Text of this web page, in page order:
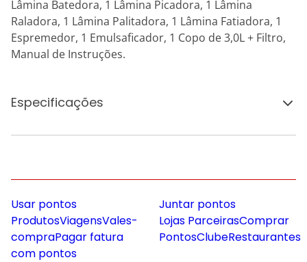
Lâmina Batedora, 1 Lâmina Picadora, 1 Lâmina
Raladora, 1 Lâmina Palitadora, 1 Lâmina Fatiadora, 1
Espremedor, 1 Emulsaficador, 1 Copo de 3,0L + Filtro,
Manual de Instruções.
Especificações
Usar pontos
ProdutosViagensVales-
compraPagar fatura
com pontos
Juntar pontos
Lojas ParceirasComprar
PontosClubeRestaurantes